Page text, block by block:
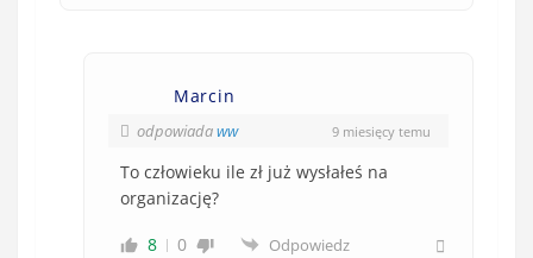
Marcin
odpowiadaww 9 miesięcy temu
To człowieku ile zł już wysłałeś na
organizację?
8 0 Odpowiedz